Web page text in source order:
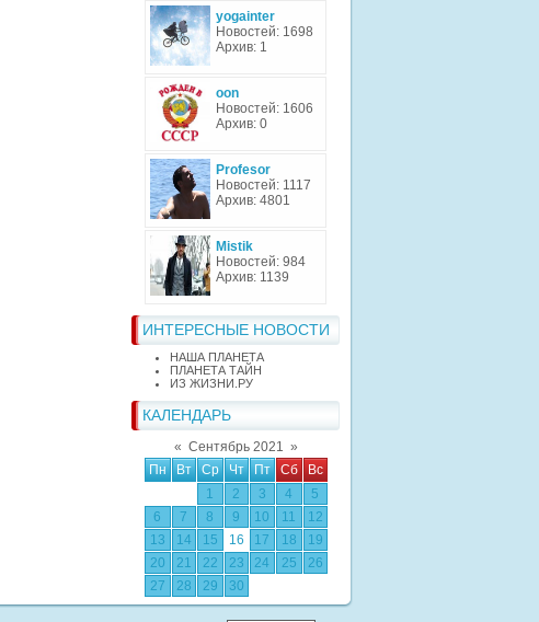
yogainter
Новостей: 1698
Архив: 1
oon
Новостей: 1606
Архив: 0
Profesor
Новостей: 1117
Архив: 4801
Mistik
Новостей: 984
Архив: 1139
ИНТЕРЕСНЫЕ НОВОСТИ
НАША ПЛАНЕТА
ПЛАНЕТА ТАЙН
ИЗ ЖИЗНИ.РУ
КАЛЕНДАРЬ
« Сентябрь 2021 »
Пн
Вт Ср Чт Пт Сб
Вс
1
2 3 4
5
6
7 8 9 10 11
12
13
14 15 16 17 18
19
20
21 22 23 24 25
26
27
28 29 30